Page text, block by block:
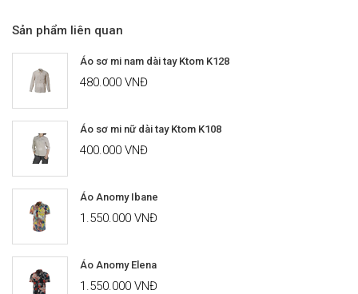
Sản phẩm liên quan
Áo sơ mi nam dài tay Ktom K128
480.000 VNĐ
Áo sơ mi nữ dài tay Ktom K108
400.000 VNĐ
Áo Anomy Ibane
1.550.000 VNĐ
Áo Anomy Elena
1.550.000 VNĐ